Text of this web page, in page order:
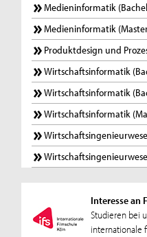
Medieninformatik
Medieninformatik
Produktdesign und
Wirtschaftsinformatik
Wirtschaftsinformatik
Wirtschaftsinformatik
Interesse an
Studieren bei
internationale